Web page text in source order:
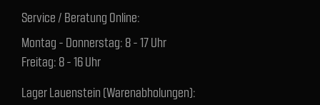
Service / Beratung Online:
Montag - Donnerstag: 8 - 17 Uhr
Freitag: 8 - 16 Uhr
Lager Lauenstein (Warenabholungen):